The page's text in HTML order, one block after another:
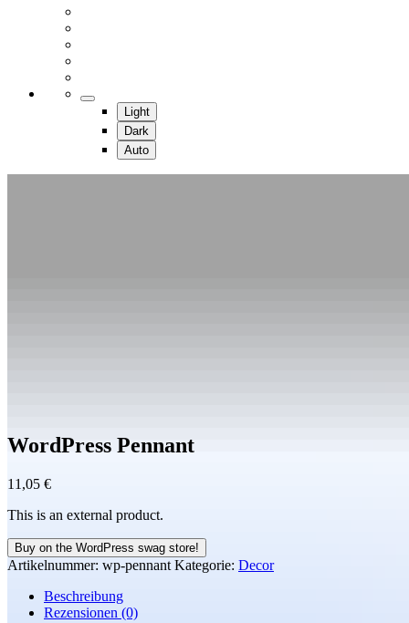
Light
Dark
Auto
WordPress Pennant
11,05 €
This is an external product.
Buy on the WordPress swag store!
Artikelnummer: wp-pennant Kategorie: Decor
Beschreibung
Rezensionen (0)